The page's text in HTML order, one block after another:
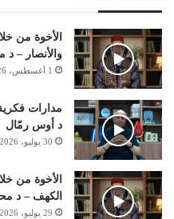
الأخوة من
والأنصار – د
1 أغسطس، 2026
مدارات
د أوس رمّال
30 يوليو، 2026
الأخوة من
الكهف – د
29 يوليو، 2026